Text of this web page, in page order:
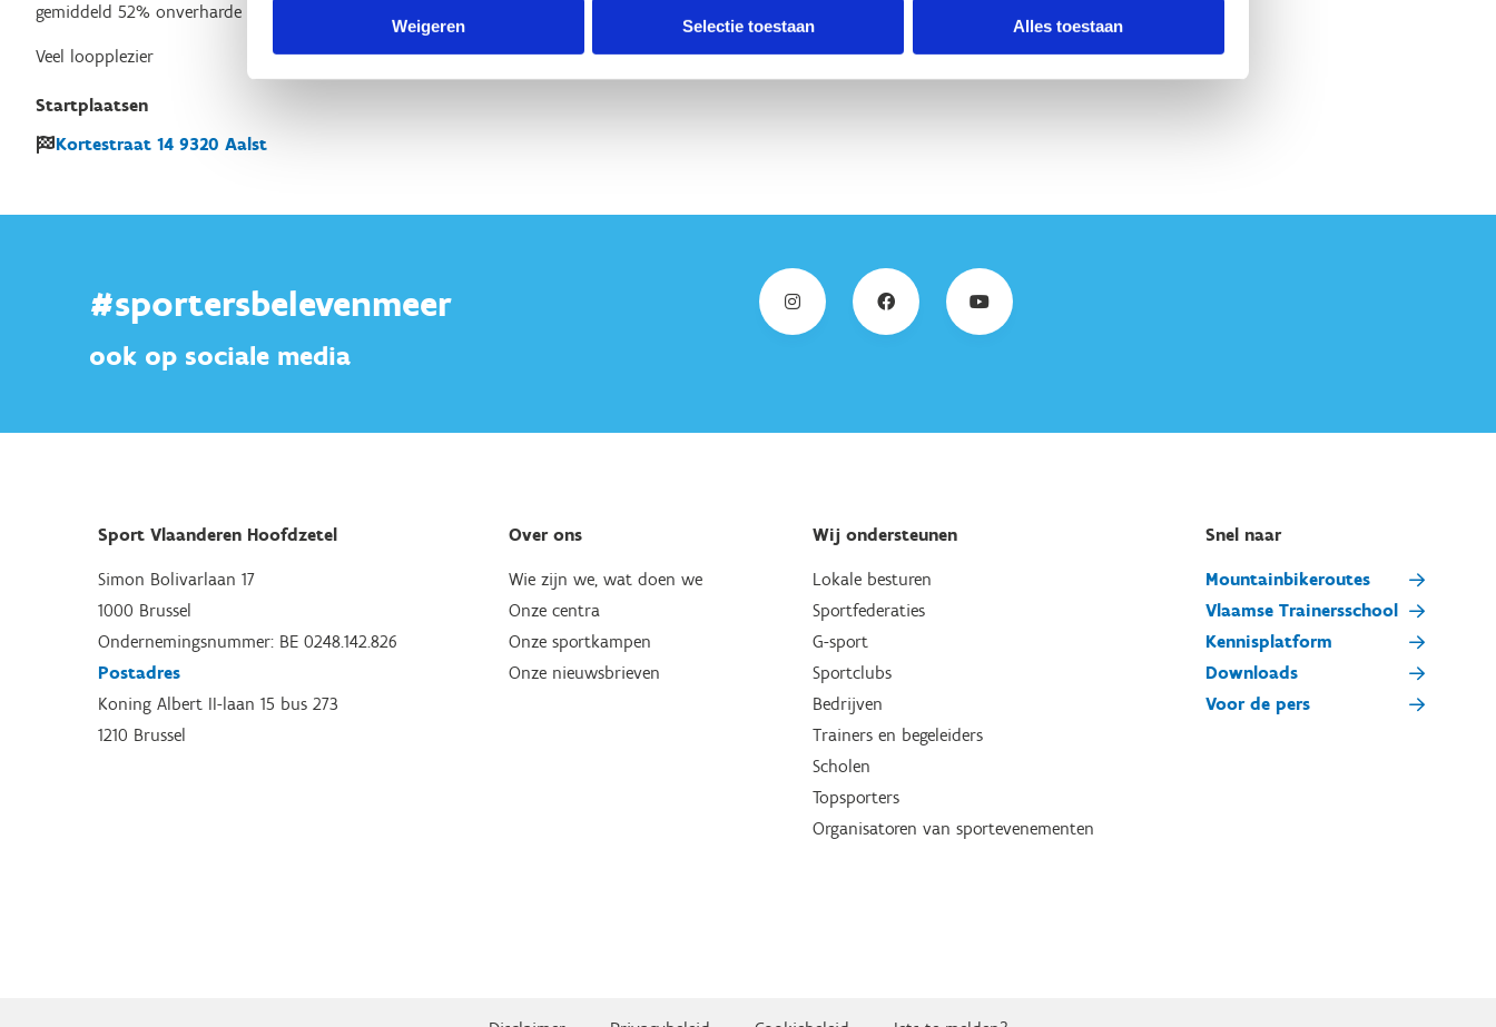
Weigeren Selectie toestaan Alles toestaan
gemiddeld 52% onverharde looppaden.
Veel loopplezier
Startplaatsen
Kortestraat 14 9320 Aalst
#sportersbelevenmeer
ook op sociale media
Sport Vlaanderen Hoofdzetel
Simon Bolivarlaan 17
1000 Brussel
Ondernemingsnummer: BE 0248.142.826
Postadres
Koning Albert II-laan 15 bus 273
1210 Brussel
Over ons
Wie zijn we, wat doen we
Onze centra
Onze sportkampen
Onze nieuwsbrieven
Wij ondersteunen
Lokale besturen
Sportfederaties
G-sport
Sportclubs
Bedrijven
Trainers en begeleiders
Scholen
Topsporters
Organisatoren van sportevenementen
Snel naar
Mountainbikeroutes
Vlaamse Trainersschool
Kennisplatform
Downloads
Voor de pers